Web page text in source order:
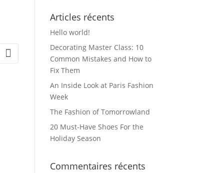
Articles récents
Hello world!
Decorating Master Class: 10
Common Mistakes and How to
Fix Them
An Inside Look at Paris Fashion
Week
The Fashion of Tomorrowland
20 Must-Have Shoes For the
Holiday Season
Commentaires récents